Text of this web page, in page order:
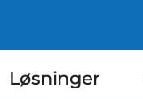
Løsninger